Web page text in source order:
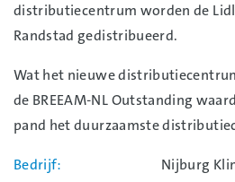
distributiecentrum worden de
Randstad gedistribueerd.
Wat het nieuwe
de BREEAM-NL Outstanding
pand het duurzaamste
Bedrijf
Nijburg